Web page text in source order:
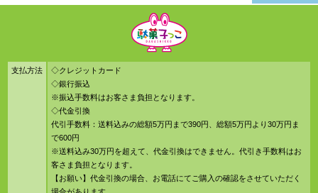
支払方法
◇クレジットカード
◇銀行振込
※振込手数料はお客さま負担となります。
◇代金引換
代引手数料：送料込みの総額5万円まで390円、総額5万円より30万円ま
で600円
※送料込み30万円を超えて、代金引換はできません。代引き手数料はお
客さま負担となります。
【お願い】代金引換の場合、お電話にてご購入の確認をさせていただく
場合があります。